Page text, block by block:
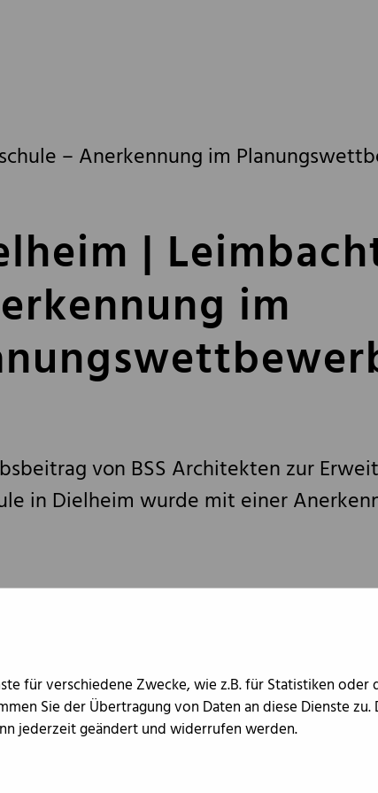
– Anerkennung im
|
im
von BSS Architekten zur
in Dielheim wurde mit einer
für verschiedene Zwecke, wie z.B. für Statistiken
Sie der Übertragung von Daten an diese Dienste
jederzeit geändert und widerrufen werden.